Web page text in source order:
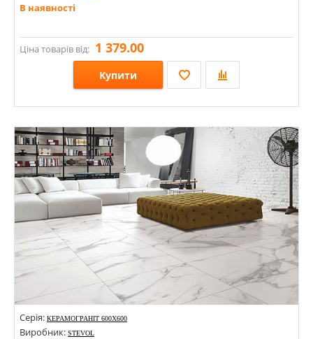
В наявності
Ціна товарів від: 1 379.00
Купити
Розміри: 600х1200; 1200х600х5;
Стилі: Під камінь; Під травертин; Під бетон; Моноколор;
Кольори:
Серія: КЕРАМОГРАНІТ 600Х600
Виробник: STEVOL